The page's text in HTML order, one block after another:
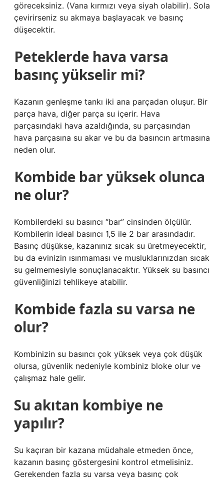
göreceksiniz. (Vana kırmızı veya siyah olabilir). Sola
çevirirseniz su akmaya başlayacak ve basınç
düşecektir.
Peteklerde hava varsa
basınç yükselir mi?
Kazanın genleşme tankı iki ana parçadan oluşur. Bir
parça hava, diğer parça su içerir. Hava
parçasındaki hava azaldığında, su parçasından
hava parçasına su akar ve bu da basıncın artmasına
neden olur.
Kombide bar yüksek olunca
ne olur?
Kombilerdeki su basıncı “bar” cinsinden ölçülür.
Kombilerin ideal basıncı 1,5 ile 2 bar arasındadır.
Basınç düşükse, kazanınız sıcak su üretmeyecektir,
bu da evinizin ısınmaması ve musluklarınızdan sıcak
su gelmemesiyle sonuçlanacaktır. Yüksek su basıncı
güvenliğinizi tehlikeye atabilir.
Kombide fazla su varsa ne
olur?
Kombinizin su basıncı çok yüksek veya çok düşük
olursa, güvenlik nedeniyle kombiniz bloke olur ve
çalışmaz hale gelir.
Su akıtan kombiye ne
yapılır?
Su kaçıran bir kazana müdahale etmeden önce,
kazanın basınç göstergesini kontrol etmelisiniz.
Gerekenden fazla su varsa veya basınç çok